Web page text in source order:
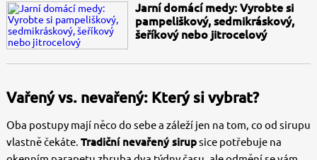
Jarní domácí medy: Vyrobte si
pampeliškový, sedmikráskový,
šeříkový nebo jitrocelový
Vařený vs. nevařený: Který si vybrat?
Oba postupy mají něco do sebe a záleží jen na tom, co od sirupu
vlastně čekáte. Tradiční nevařený sirupsice potřebuje na